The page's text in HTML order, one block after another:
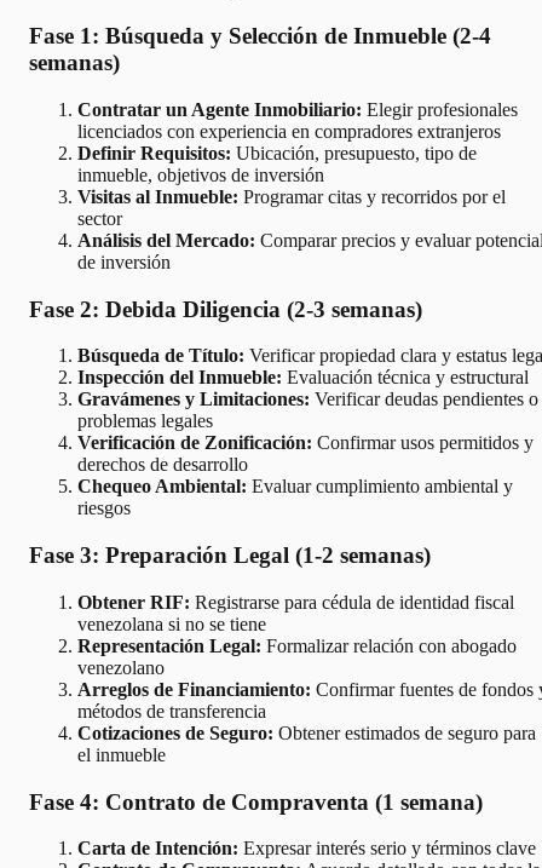
Fase 1: Búsqueda y Selección de Inmueble (2-4
semanas)
Contratar un Agente Inmobiliario: Elegir profesionales
licenciados con experiencia en compradores extranjeros
Definir Requisitos: Ubicación, presupuesto, tipo de
inmueble, objetivos de inversión
Visitas al Inmueble: Programar citas y recorridos por el
sector
Análisis del Mercado: Comparar precios y evaluar
de inversión
Fase 2: Debida Diligencia (2-3 semanas)
Búsqueda de Título: Verificar propiedad clara y estatus
Inspección del Inmueble: Evaluación técnica y estructural
Gravámenes y Limitaciones: Verificar deudas pendientes o
problemas legales
Verificación de Zonificación: Confirmar usos permitidos y
derechos de desarrollo
Chequeo Ambiental: Evaluar cumplimiento ambiental y
riesgos
Fase 3: Preparación Legal (1-2 semanas)
Obtener RIF: Registrarse para cédula de identidad fiscal
venezolana si no se tiene
Representación Legal: Formalizar relación con abogado
venezolano
Arreglos de Financiamiento: Confirmar fuentes de fondos
métodos de transferencia
Cotizaciones de Seguro: Obtener estimados de seguro para
el inmueble
Fase 4: Contrato de Compraventa (1 semana)
Carta de Intención: Expresar interés serio y términos clave